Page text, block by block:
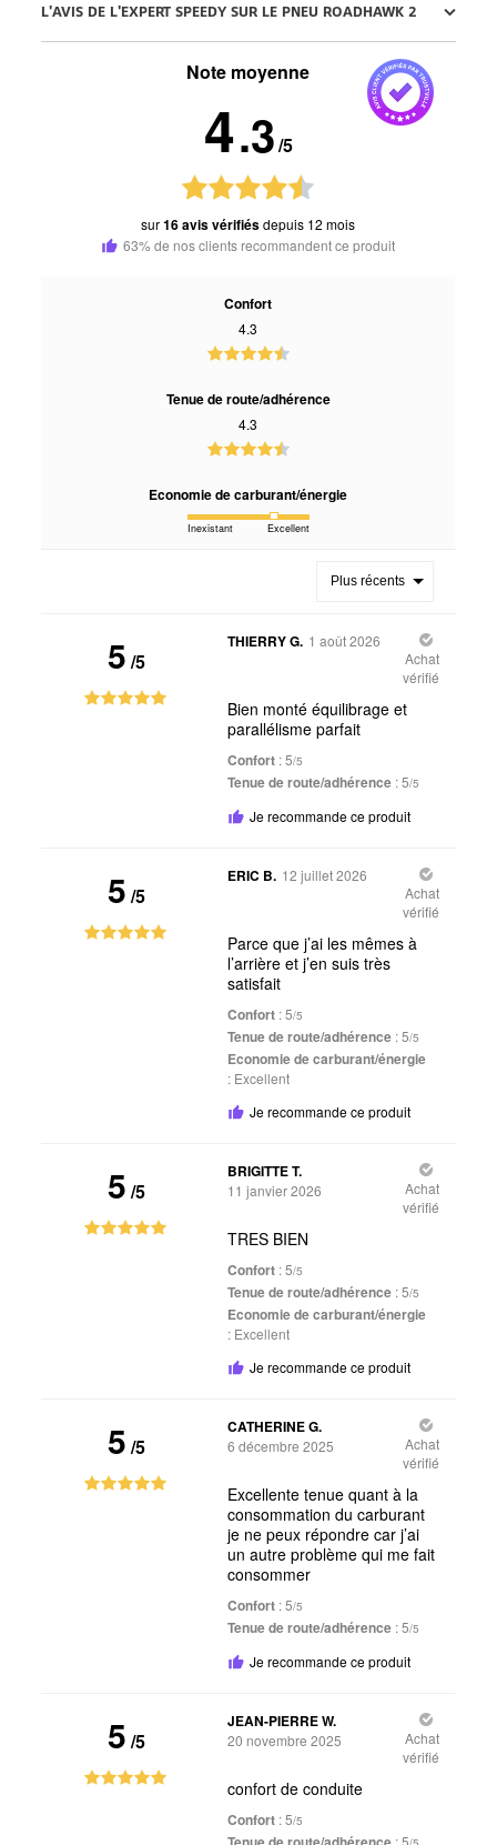
L'AVIS DE L'EXPERT SPEEDY SUR LE PNEU ROADHAWK 2
Note moyenne
4.3/5
sur16 avis vérifiésdepuis 12 mois
63% de nos clients recommandent ce produit
Confort
4.3
Tenue de route/adhérence
4.3
Economie de carburant/énergie
Inexistant Excellent
Plus récents
5 /5
THIERRY G. 1 août 2026
Achat
vérifié
Bien monté équilibrage et
parallélisme parfait
Confort : 5/5
Tenue de route/adhérence : 5/5
Je recommande ce produit
5 /5
ERIC B. 12 juillet 2026
Achat
vérifié
Parce que j’ai les mêmes à
l’arrière et j’en suis très
satisfait
Confort : 5/5
Tenue de route/adhérence : 5/5
Economie de carburant/énergie
: Excellent
Je recommande ce produit
5 /5
BRIGITTE T.
11 janvier 2026
Achat
vérifié
TRES BIEN
Confort : 5/5
Tenue de route/adhérence : 5/5
Economie de carburant/énergie
: Excellent
Je recommande ce produit
5 /5
CATHERINE G.
6 décembre 2025
Achat
vérifié
Excellente tenue quant à la
consommation du carburant
je ne peux répondre car j’ai
un autre problème qui me fait
consommer
Confort : 5/5
Tenue de route/adhérence : 5/5
Je recommande ce produit
5 /5
JEAN-PIERRE W.
20 novembre 2025
Achat
vérifié
confort de conduite
Confort : 5/5
: 5